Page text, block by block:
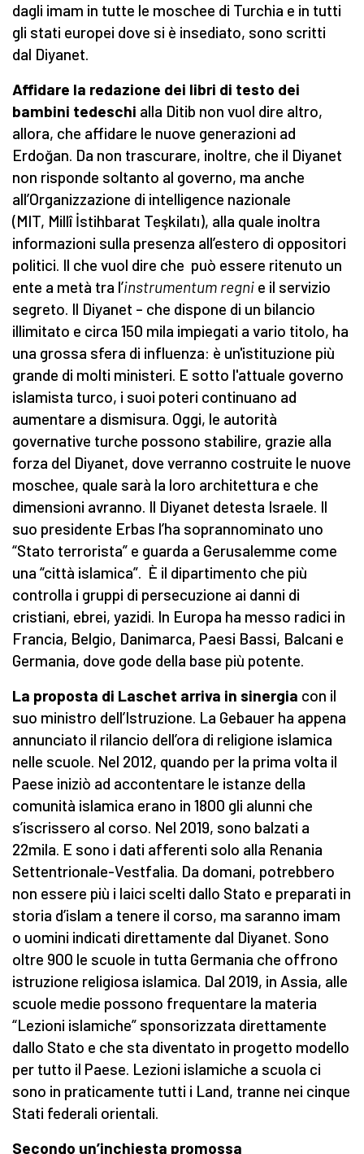
dagli imam in tutte le moschee di Turchia e in tutti
gli stati europei dove si è insediato, sono scritti
dal Diyanet.
Affidare la redazione dei libri di testo dei
bambini tedeschi alla Ditib non vuol dire altro,
allora, che affidare le nuove generazioni ad
Erdoğan. Da non trascurare, inoltre, che il Diyanet
non risponde soltanto al governo, ma anche
all’Organizzazione di intelligence nazionale
(MIT, Millî İstihbarat Teşkilatı), alla quale inoltra
informazioni sulla presenza all’estero di oppositori
politici. Il che vuol dire che può essere ritenuto un
ente a metà tra l’instrumentum regni e il servizio
segreto. Il Diyanet – che dispone di un bilancio
illimitato e circa 150 mila impiegati a vario titolo, ha
una grossa sfera di influenza: è un'istituzione più
grande di molti ministeri. E sotto l'attuale governo
islamista turco, i suoi poteri continuano ad
aumentare a dismisura. Oggi, le autorità
governative turche possono stabilire, grazie alla
forza del Diyanet, dove verranno costruite le nuove
moschee, quale sarà la loro architettura e che
dimensioni avranno. Il Diyanet detesta Israele. Il
suo presidente Erbas l’ha soprannominato uno
“Stato terrorista” e guarda a Gerusalemme come
una “città islamica”. È il dipartimento che più
controlla i gruppi di persecuzione ai danni di
cristiani, ebrei, yazidi. In Europa ha messo radici in
Francia, Belgio, Danimarca, Paesi Bassi, Balcani e
Germania, dove gode della base più potente.
La proposta di Laschet arriva in sinergia con il
suo ministro dell’Istruzione. La Gebauer ha appena
annunciato il rilancio dell’ora di religione islamica
nelle scuole. Nel 2012, quando per la prima volta il
Paese iniziò ad accontentare le istanze della
comunità islamica erano in 1800 gli alunni che
s’iscrissero al corso. Nel 2019, sono balzati a
22mila. E sono i dati afferenti solo alla Renania
Settentrionale-Vestfalia. Da domani, potrebbero
non essere più i laici scelti dallo Stato e preparati in
storia d’islam a tenere il corso, ma saranno imam
o uomini indicati direttamente dal Diyanet. Sono
oltre 900 le scuole in tutta Germania che offrono
istruzione religiosa islamica. Dal 2019, in Assia, alle
scuole medie possono frequentare la materia
“Lezioni islamiche” sponsorizzata direttamente
dallo Stato e che sta diventato in progetto modello
per tutto il Paese. Lezioni islamiche a scuola ci
sono in praticamente tutti i Land, tranne nei cinque
Stati federali orientali.
Secondo un’inchiesta promossa